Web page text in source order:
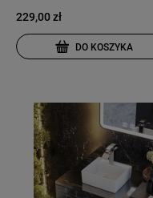
229,00 zł
DO KOSZYKA